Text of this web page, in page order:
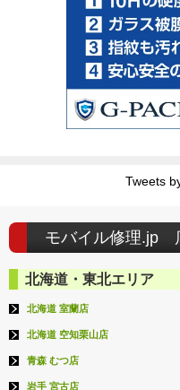
Tweets
モバイル修理.jp
北海道・東北エリア
北海道 室蘭店
北海道 空知栗山店
青森 むつ店
岩手 宮古店